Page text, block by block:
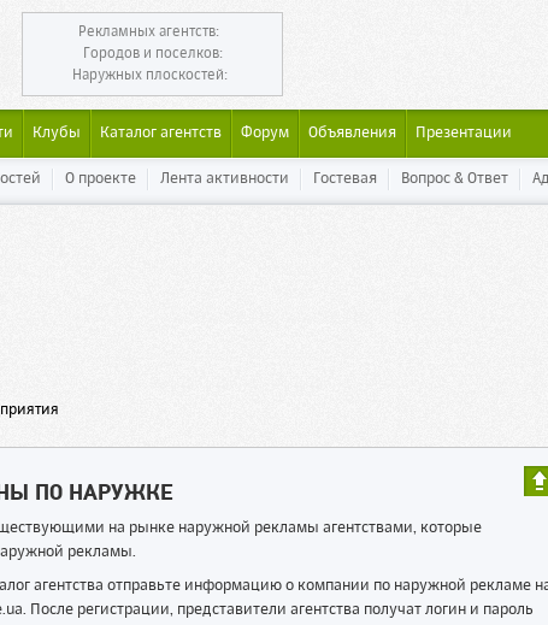
Рекламных агентств:
Городов и поселков:
Наружных плоскостей:
Клубы Каталог агентств Форум Объявления Презентации
О проекте Лента активности Гостевая Вопрос & Ответ
ПО НАРУЖКЕ
на рынке наружной рекламы агентствами, которые
рекламы.
агентства отправьте информацию о компании по наружной рекламе
После регистрации, представители агентства получат логин и пароль